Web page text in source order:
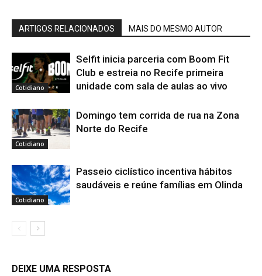
ARTIGOS RELACIONADOS MAIS DO MESMO AUTOR
Cotidiano
Selfit inicia parceria com Boom Fit
Club e estreia no Recife primeira
unidade com sala de aulas ao vivo
Cotidiano
Domingo tem corrida de rua na Zona
Norte do Recife
Cotidiano
Passeio ciclístico incentiva hábitos
saudáveis e reúne famílias em Olinda
DEIXE UMA RESPOSTA